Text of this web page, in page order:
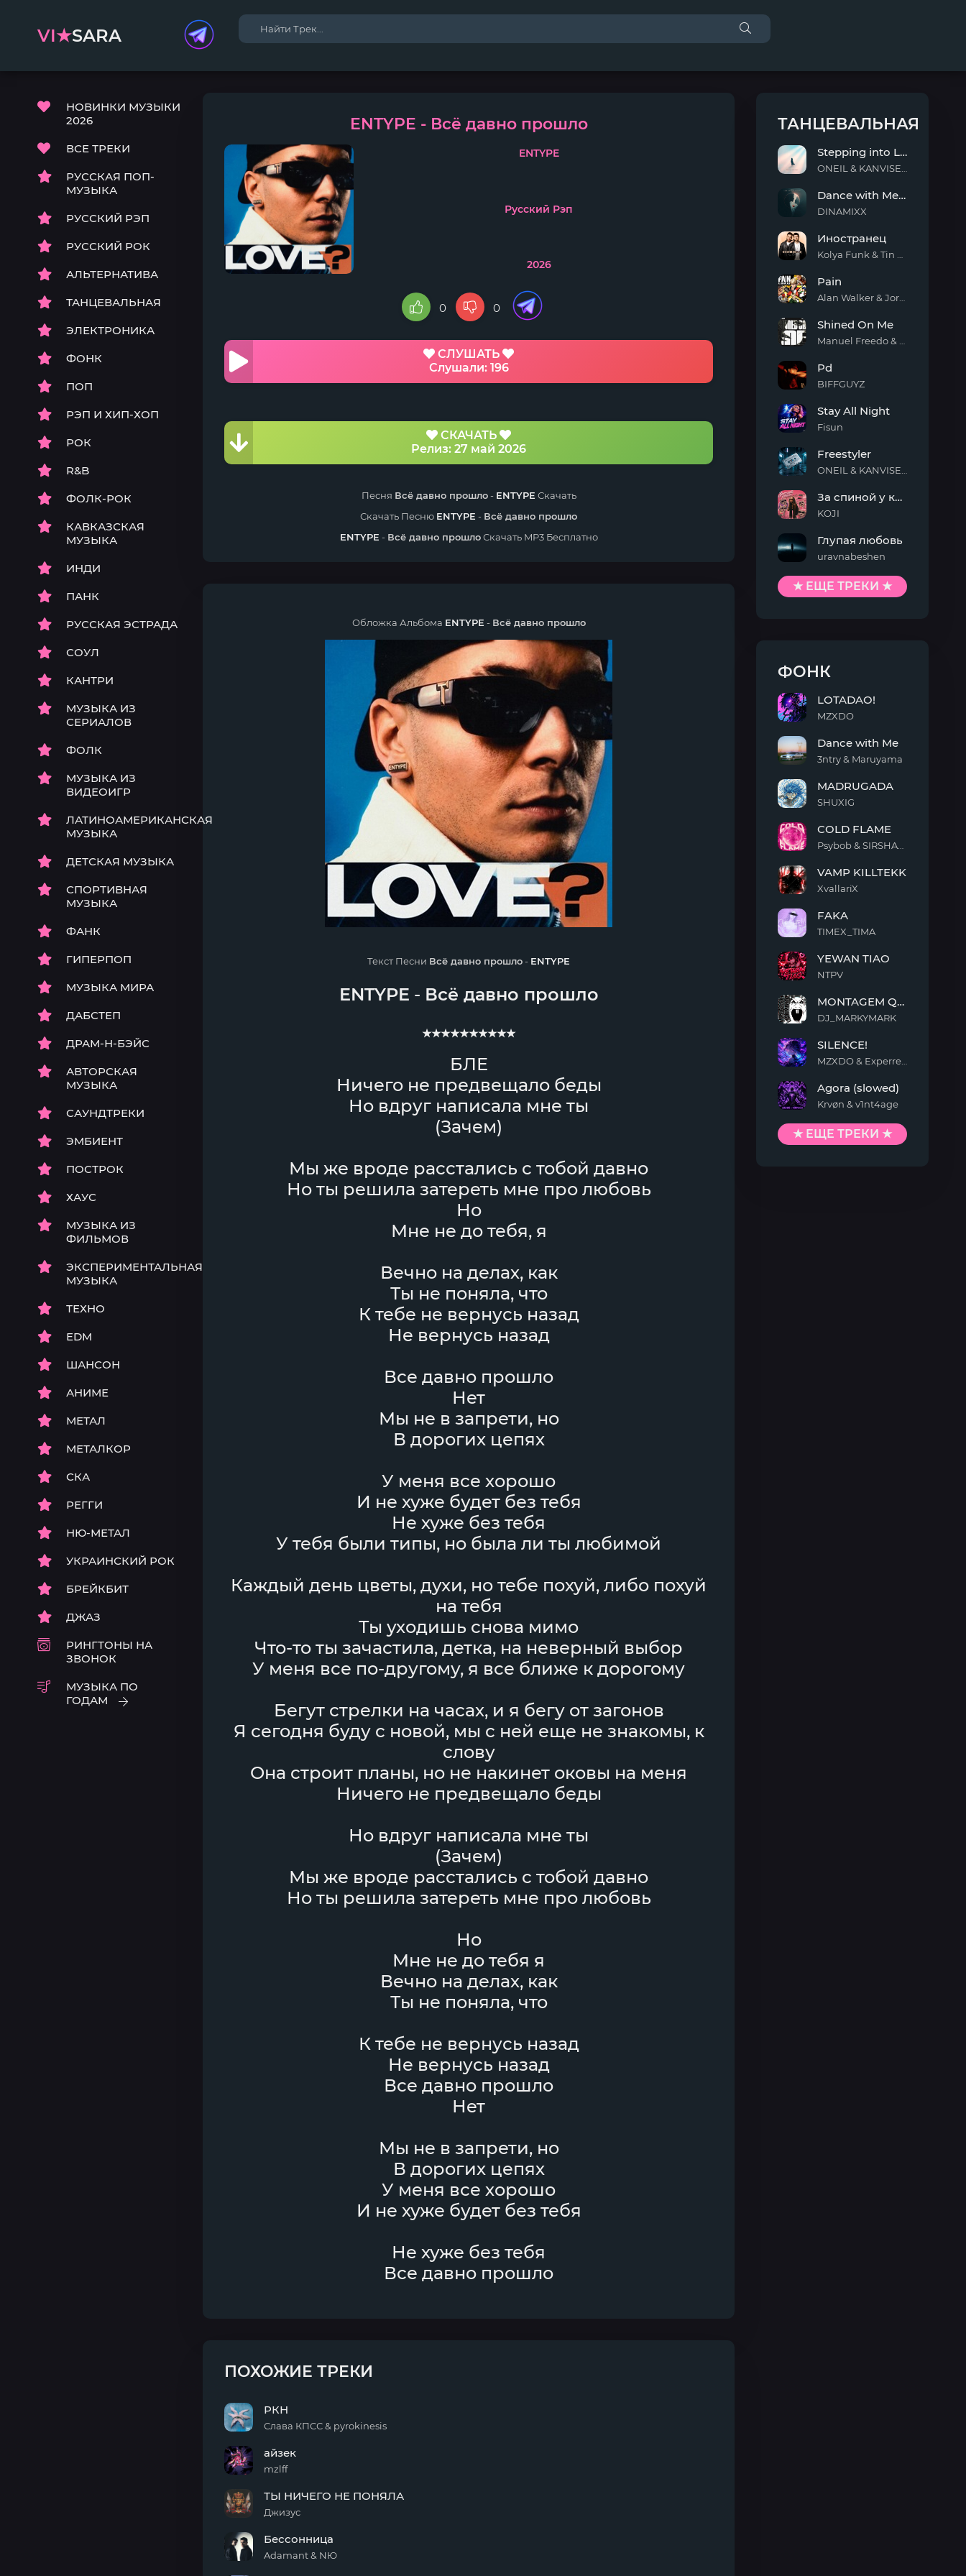
VI★SARA
НОВИНКИ МУЗЫКИ
2026
ВСЕ ТРЕКИ
РУССКАЯ ПОП-
МУЗЫКА
РУССКИЙ РЭП
РУССКИЙ РОК
АЛЬТЕРНАТИВА
ТАНЦЕВАЛЬНАЯ
ЭЛЕКТРОНИКА
ФОНК
ПОП
РЭП И ХИП-ХОП
РОК
R&B
ФОЛК-РОК
КАВКАЗСКАЯ
МУЗЫКА
ИНДИ
ПАНК
РУССКАЯ ЭСТРАДА
СОУЛ
КАНТРИ
МУЗЫКА ИЗ
СЕРИАЛОВ
ФОЛК
МУЗЫКА ИЗ
ВИДЕОИГР
ЛАТИНОАМЕРИКАНСКАЯ
МУЗЫКА
ДЕТСКАЯ МУЗЫКА
СПОРТИВНАЯ
МУЗЫКА
ФАНК
ГИПЕРПОП
МУЗЫКА МИРА
ДАБСТЕП
ДРАМ-Н-БЭЙС
АВТОРСКАЯ
МУЗЫКА
САУНДТРЕКИ
ЭМБИЕНТ
ПОСТРОК
ХАУС
МУЗЫКА ИЗ
ФИЛЬМОВ
ЭКСПЕРИМЕНТАЛЬНАЯ
МУЗЫКА
ТЕХНО
EDM
ШАНСОН
АНИМЕ
МЕТАЛ
МЕТАЛКОР
СКА
РЕГГИ
НЮ-МЕТАЛ
УКРАИНСКИЙ РОК
БРЕЙКБИТ
ДЖАЗ
РИНГТОНЫ НА
ЗВОНОК
МУЗЫКА ПО
ГОДАМ
ENTYPE - Всё давно прошло
ENTYPE
Русский Рэп
2026
0 0
СЛУШАТЬ
Слушали: 196
СКАЧАТЬ
Релиз: 27 май 2026
Песня Всё давно прошло- ENTYPE Скачать
Скачать Песню ENTYPE - Всё давно прошло
ENTYPE - Всё давно прошлоСкачать MP3 Бесплатно
Обложка Альбома ENTYPE - Всё давно прошло
Текст Песни Всё давно прошло- ENTYPE
ENTYPE - Всё давно прошло
★★★★★★★★★★
БЛЕ
Ничего не предвещало беды
Но вдруг написала мне ты
(Зачем)
Мы же вроде расстались с тобой давно
Но ты решила затереть мне про любовь
Но
Мне не до тебя, я
Вечно на делах, как
Ты не поняла, что
К тебе не вернусь назад
Не вернусь назад
Все давно прошло
Нет
Мы не в запрети, но
В дорогих цепях
У меня все хорошо
И не хуже будет без тебя
Не хуже без тебя
У тебя были типы, но была ли ты любимой
Каждый день цветы, духи, но тебе похуй, либо похуй
на тебя
Ты уходишь снова мимо
Что-то ты зачастила, детка, на неверный выбор
У меня все по-другому, я все ближе к дорогому
Бегут стрелки на часах, и я бегу от загонов
Я сегодня буду с новой, мы с ней еще не знакомы, к
слову
Она строит планы, но не накинет оковы на меня
Ничего не предвещало беды
Но вдруг написала мне ты
(Зачем)
Мы же вроде расстались с тобой давно
Но ты решила затереть мне про любовь
Но
Мне не до тебя я
Вечно на делах, как
Ты не поняла, что
К тебе не вернусь назад
Не вернусь назад
Все давно прошло
Нет
Мы не в запрети, но
В дорогих цепях
У меня все хорошо
И не хуже будет без тебя
Не хуже без тебя
Все давно прошло
ПОХОЖИЕ ТРЕКИ
РКН
Слава КПСС & pyrokinesis
айзек
mzlff
НИЧЕГО
НЕ
ТЫ НИЧЕГО НЕ ПОНЯЛА
Джизус
Бессонница
Adamant & NЮ
ТАНЦЕВАЛЬНАЯ
into
Light
Stepping into Light
with
Me
Dance with Me Tonight
DINAMIXX
Иностранец
Pain
On
Me
Shined On Me
Pd
BIFFGUYZ
All
Night
Stay All Night
Fisun
Freestyler
спиной
у
За спиной у кисы
KOJI
любовь
Глупая любовь
uravnabeshen
★ ЕЩЕ ТРЕКИ ★
ФОНК
LOTADAO!
MZXDO
with
Me
Dance with Me
3ntry & Maruyama
MADRUGADA
SHUXIG
FLAME
COLD FLAME
KILLTEKK
VAMP KILLTEKK
XvallariX
FAKA
TIMEX_TIMA
TIAO
YEWAN TIAO
NTPV
QUIMENTO
MONTAGEM QUIMENTO
DJ_MARKYMARK
SILENCE!
(slowed)
Agora (slowed)
Krvøn & v1nt4age
★ ЕЩЕ ТРЕКИ ★